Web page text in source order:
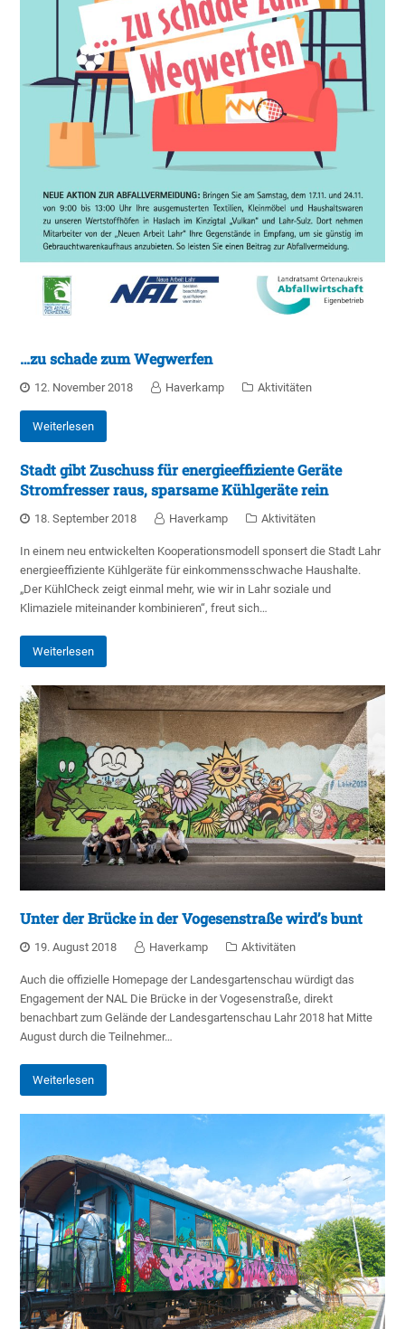
…zu schade zum Wegwerfen
12. November 2018 Haverkamp Aktivitäten
Weiterlesen
Stadt gibt Zuschuss für energieeffiziente Geräte
Stromfresser raus, sparsame Kühlgeräte rein
18. September 2018 Haverkamp Aktivitäten
In einem neu entwickelten Kooperationsmodell sponsert die Stadt Lahr
energieeffiziente Kühlgeräte für einkommensschwache Haushalte.
„Der KühlCheck zeigt einmal mehr, wie wir in Lahr soziale und
Klimaziele miteinander kombinieren“, freut sich…
Weiterlesen
Unter der Brücke in der Vogesenstraße wird’s bunt
19. August 2018 Haverkamp Aktivitäten
Auch die offizielle Homepage der Landesgartenschau würdigt das
Engagement der NAL Die Brücke in der Vogesenstraße, direkt
benachbart zum Gelände der Landesgartenschau Lahr 2018 hat Mitte
August durch die Teilnehmer…
Weiterlesen